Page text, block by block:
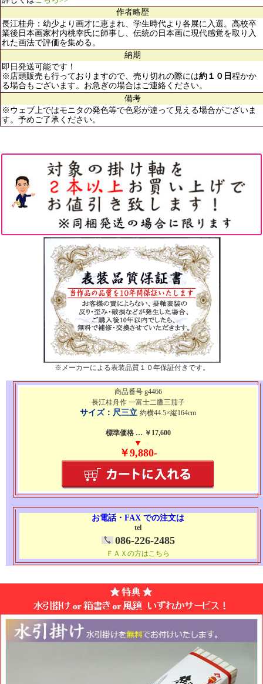
作者略歴
長江桂舟：幼少より画才に恵まれ、学生時代より各展に入選。高校卒
業後日本画家村内桃幸氏に師事し、伝統の日本画に現代感覚を取り入
れた画法で評価を集める。
納期
即日発送可能です！
※店頭販売も行っておりますので、売り切れの際には約１０日 程かか
る場合もございます。お急ぎの場合はご連絡ください。
備考
※ウェブ上ではモニタの発色等で色彩が違って見える場合がございま
す。予めご了承ください。
※メーカーによる表装品質１０年保証付きです。
商品番号 g4466
長江桂舟作 一富士二鷹三茄子
サイズ：尺三立 約横44.5×縦164cm
標準価格 … ￥17,600
▼
￥9,880-
お電話・FAX での注文は
tel
086-226-2485
ＦＡＸの方はこちら